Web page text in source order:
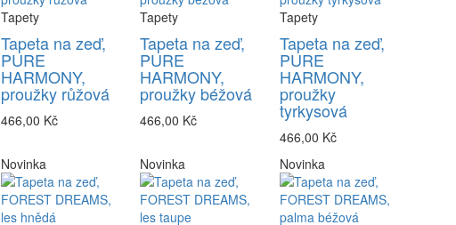
Tapety
Tapeta na zeď,
PURE
HARMONY,
proužky růžová
466,00 Kč
Tapety
Tapeta na zeď,
PURE
HARMONY,
proužky béžová
466,00 Kč
Tapety
Tapeta na zeď,
PURE
HARMONY,
proužky
tyrkysová
466,00 Kč
Novinka Novinka Novinka